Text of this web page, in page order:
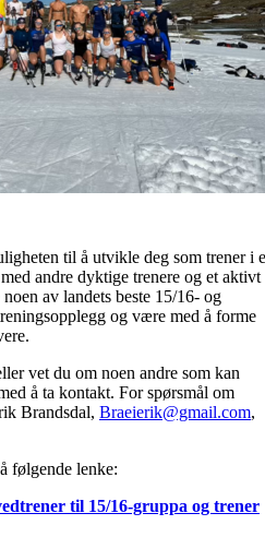
til å utvikle deg som trener i
andre dyktige trenere og et aktivt
av landets beste 15/16- og
og være med å forme
vet du om noen andre som kan
å ta kontakt. For spørsmål om
Brandsdal, Braeierik@gmail.com,
følgende lenke:
til 15/16-gruppa og trener